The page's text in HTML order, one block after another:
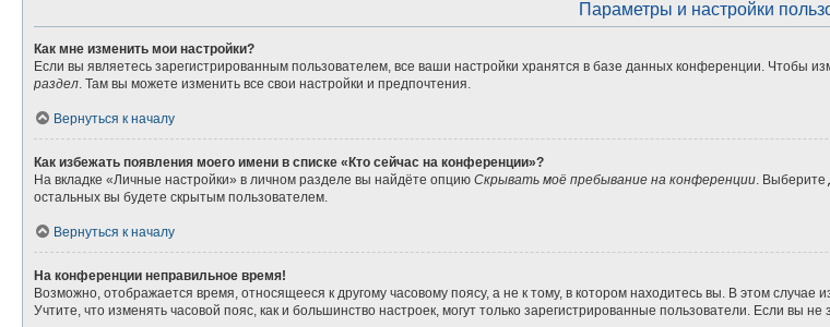
Параметры и настройки
Как мне изменить мои настройки?
Если вы являетесь зарегистрированным пользователем, все ваши настройки хранятся в базе данных конференции. Чтобы
раздел . Там вы можете изменить все свои настройки и предпочтения.
Вернуться к началу
Как избежать появления моего имени в списке «Кто сейчас на конференции»?
На вкладке «Личные настройки» в личном разделе вы найдёте опцию Скрывать моё пребывание на конференции . Выберите
остальных вы будете скрытым пользователем.
Вернуться к началу
На конференции неправильное время!
Возможно, отображается время, относящееся к другому часовому поясу, а не к тому, в котором находитесь вы. В этом случае
Учтите, что изменять часовой пояс, как и большинство настроек, могут только зарегистрированные пользователи. Если вы